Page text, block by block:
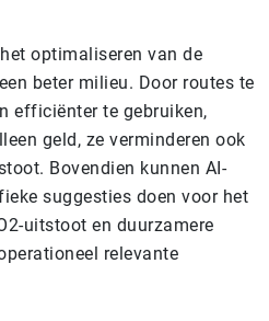
optimaliseren van de
beter milieu. Door routes te
efficiënter te gebruiken,
geld, ze verminderen ook
Bovendien kunnen AI-
suggesties doen voor het
uitstoot en duurzamere
relevante